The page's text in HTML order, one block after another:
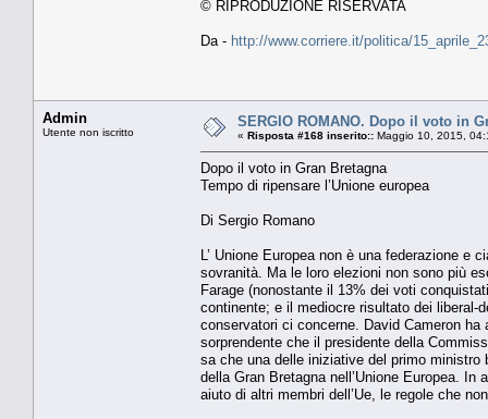
© RIPRODUZIONE RISERVATA
Da - http://www.corriere.it/politica/
Admin
Utente non iscritto
SERGIO ROMANO. Dopo il voto in
« Risposta #168 inserito:: Maggio 10, 2015,
Dopo il voto in Gran Bretagna
Tempo di ripensare l’Unione europea
Di Sergio Romano
L’ Unione Europea non è una federazione e
sovranità. Ma le loro elezioni non sono più
Farage (nonostante il 13% dei voti
continente; e il mediocre risultato dei liberal-
conservatori ci concerne. David Cameron
sorprendente che il presidente della
sa che una delle iniziative del primo
della Gran Bretagna nell’Unione Europea.
aiuto di altri membri dell’Ue, le regole che